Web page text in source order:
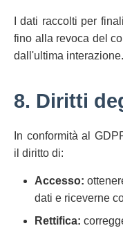
I dati raccolti per
fino alla revoca del
dall'ultima interazione.
8. Diritti
In conformità al
il diritto di:
Accesso:
dati e riceverne
Rettifica: